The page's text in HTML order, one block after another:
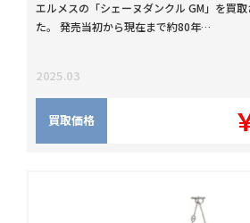
エルメスの「シェーヌダンクル GM」を買
た。 発売当初から現在まで約80年…
2025.03
買取価格